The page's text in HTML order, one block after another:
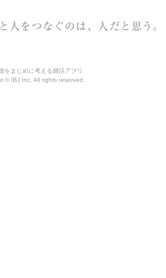
をまじめに考える婚活アプリ
© IBJ Inc. All rights reserved.